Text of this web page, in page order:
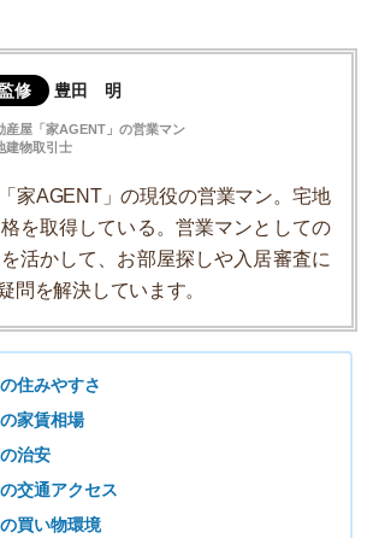
監修 豊田 明
産屋「家AGENT」の営業マン
建物取引士
家AGENT」の現役の営業マン。宅地
を取得している。営業マンとしての
活かして、お部屋探しや入居審査に
問を解決しています。
住みやすさ
家賃相場
治安
交通アクセス
買い物環境